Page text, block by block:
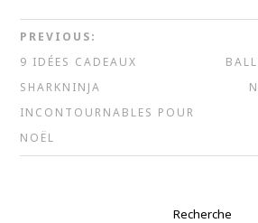
PREVIOUS:
9 IDÉES CADEAUX
SHARKNINJA
INCONTOURNABLES POUR
NOËL
Recherche